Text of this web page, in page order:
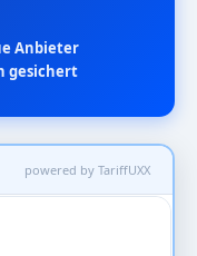
Anbieter
gesichert
powered by TariffUXX